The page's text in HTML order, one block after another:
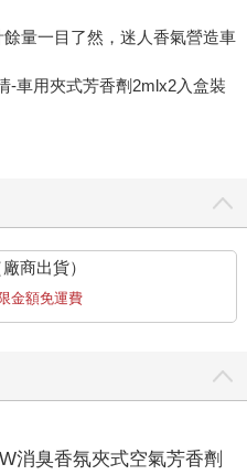
量一目了然，迷人香氣營造車
商出貨）
金額免運費
消臭香氛夾式空氣芳香劑